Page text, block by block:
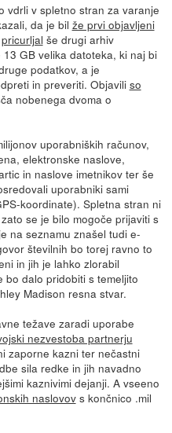
vdrli v spletno stran za varanje
da je bil že prvi objavljeni
pricurljal še drugi arhiv
GB velika datoteka, ki naj bi
podatkov, a je
in preveriti. Objaviliso
nobenega dvoma o
uporabniških računov,
elektronske naslove,
in naslove imetnikov ter še
uporabniki sami
koordinate). Spletna stran ni
se je bilo mogoče prijaviti s
na seznamu znašel tudi e-
številnih bo torej ravno to
in jih je lahko zlorabil
bo dalo pridobiti s temeljito
Madison resna stvar.
težave zaradi uporabe
nezvestoba partnerju
zaporne kazni ter nečastni
sila redke in jih navadno
kaznivimi dejanji. A vseeno
naslovovs končnico .mil